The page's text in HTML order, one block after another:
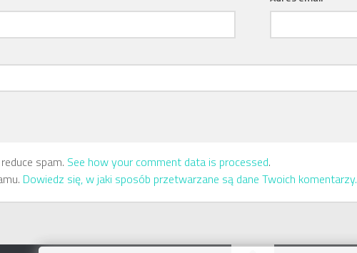
spam. See how your comment data is processed.
Dowiedz się, w jaki sposób przetwarzane są dane Twoich komentarzy.